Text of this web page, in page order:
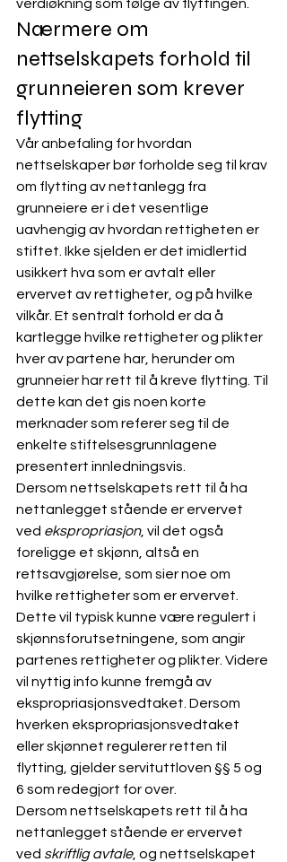
verdiøkning som følge av flyttingen.
Nærmere om
nettselskapets forhold til
grunneieren som krever
flytting
Vår anbefaling for hvordan
nettselskaper bør forholde seg til krav
om flytting av nettanlegg fra
grunneiere er i det vesentlige
uavhengig av hvordan rettigheten er
stiftet. Ikke sjelden er det imidlertid
usikkert hva som er avtalt eller
ervervet av rettigheter, og på hvilke
vilkår. Et sentralt forhold er da å
kartlegge hvilke rettigheter og plikter
hver av partene har, herunder om
grunneier har rett til å kreve flytting. Til
dette kan det gis noen korte
merknader som referer seg til de
enkelte stiftelsesgrunnlagene
presentert innledningsvis.
Dersom nettselskapets rett til å ha
nettanlegget stående er ervervet
ved ekspropriasjon, vil det også
foreligge et skjønn, altså en
rettsavgjørelse, som sier noe om
hvilke rettigheter som er ervervet.
Dette vil typisk kunne være regulert i
skjønnsforutsetningene, som angir
partenes rettigheter og plikter. Videre
vil nyttig info kunne fremgå av
ekspropriasjonsvedtaket. Dersom
hverken ekspropriasjonsvedtaket
eller skjønnet regulerer retten til
flytting, gjelder servituttloven §§ 5 og
6 som redegjort for over.
Dersom nettselskapets rett til å ha
nettanlegget stående er ervervet
ved skriftlig avtale, og nettselskapet